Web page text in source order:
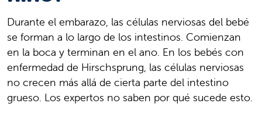
Durante el embarazo, las células nerviosas del bebé
se forman a lo largo de los intestinos. Comienzan
en la boca y terminan en el ano. En los bebés con
enfermedad de Hirschsprung, las células nerviosas
no crecen más allá de cierta parte del intestino
grueso. Los expertos no saben por qué sucede esto.